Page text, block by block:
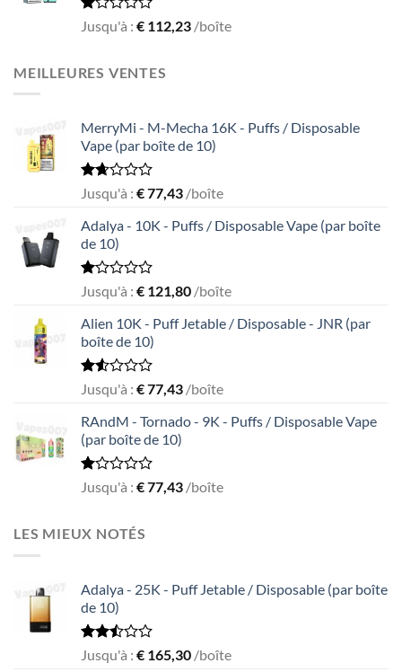
Rated
of
5
Jusqu'à : € 112,23 /boîte
MEILLEURES VENTES
MerryMi - M-Mecha 16K - Puffs / Disposable
Vape (par boîte de 10)
Rated
out
of
5
Jusqu'à : €77,43 /boîte
Adalya - 10K - Puffs / Disposable Vape (par boîte
de 10)
Rated
out
of
5
Jusqu'à : € 121,80 /boîte
Alien 10K - Puff Jetable / Disposable - JNR (par
boîte de 10)
Rated
out
of
5
Jusqu'à : €77,43 /boîte
RAndM - Tornado - 9K - Puffs / Disposable Vape
(par boîte de 10)
Rated
of
5
Jusqu'à : €77,43 /boîte
LES MIEUX NOTÉS
Adalya - 25K - Puff Jetable / Disposable (par boîte
de 10)
Rated
Jusqu'à : € 165,30 /boîte